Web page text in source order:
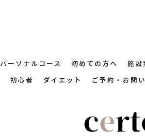
パーソナルコース 初めての方へ 施設
初心者 ダイエット ご予約・お問